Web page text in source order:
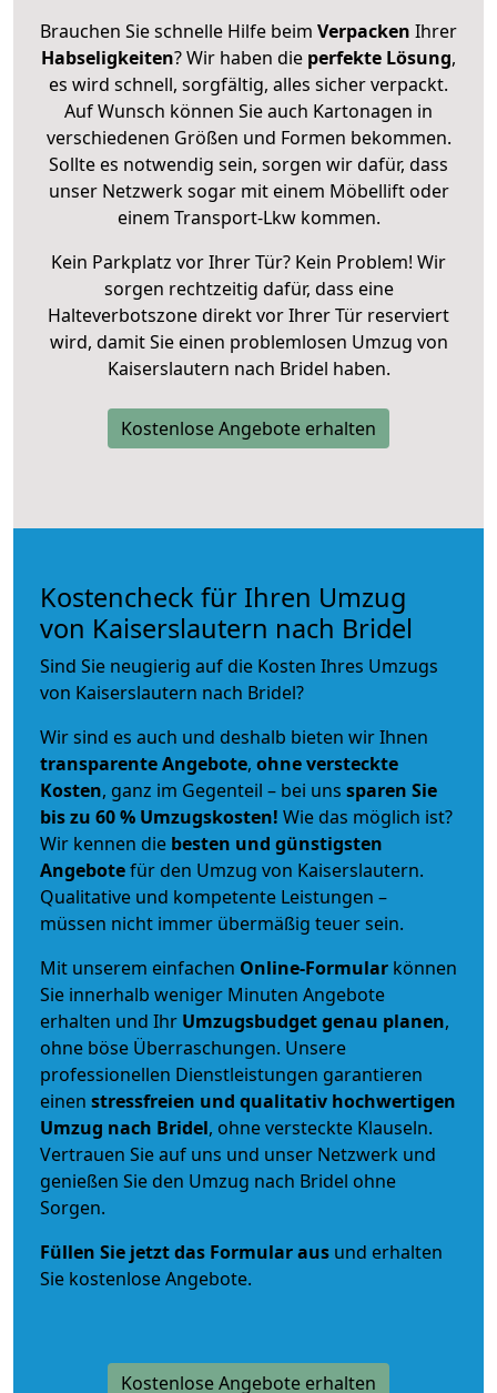
Brauchen Sie schnelle Hilfe beim Verpacken Ihrer
Habseligkeiten? Wir haben die perfekte Lösung,
es wird schnell, sorgfältig, alles sicher verpackt.
Auf Wunsch können Sie auch Kartonagen in
verschiedenen Größen und Formen bekommen.
Sollte es notwendig sein, sorgen wir dafür, dass
unser Netzwerk sogar mit einem Möbellift oder
einem Transport-Lkw kommen.
Kein Parkplatz vor Ihrer Tür? Kein Problem! Wir
sorgen rechtzeitig dafür, dass eine
Halteverbotszone direkt vor Ihrer Tür reserviert
wird, damit Sie einen problemlosen Umzug von
Kaiserslautern nach Bridel haben.
Kostenlose Angebote erhalten
Kostencheck für Ihren Umzug
von Kaiserslautern nach Bridel
Sind Sie neugierig auf die Kosten Ihres Umzugs
von Kaiserslautern nach Bridel?
Wir sind es auch und deshalb bieten wir Ihnen
transparente Angebote, ohne versteckte
Kosten, ganz im Gegenteil – bei uns sparen Sie
bis zu 60 % Umzugskosten! Wie das möglich ist?
Wir kennen die besten und günstigsten
Angebotefür den Umzug von Kaiserslautern.
Qualitative und kompetente Leistungen –
müssen nicht immer übermäßig teuer sein.
Mit unserem einfachen Online-Formular können
Sie innerhalb weniger Minuten Angebote
erhalten und Ihr Umzugsbudgetgenau planen,
ohne böse Überraschungen. Unsere
professionellen Dienstleistungen garantieren
einen stressfreien und qualitativ hochwertigen
Umzug nach Bridel, ohne versteckte Klauseln.
Vertrauen Sie auf uns und unser Netzwerk und
genießen Sie den Umzug nach Bridel ohne
Sorgen.
Füllen Sie jetzt das Formular aus und erhalten
Sie kostenlose Angebote.
Kostenlose Angebote erhalten